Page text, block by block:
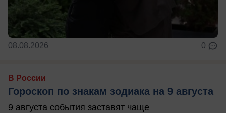
08.08.2026 0
В России
Гороскоп по знакам зодиака на 9 августа
9 августа события заставят чаще